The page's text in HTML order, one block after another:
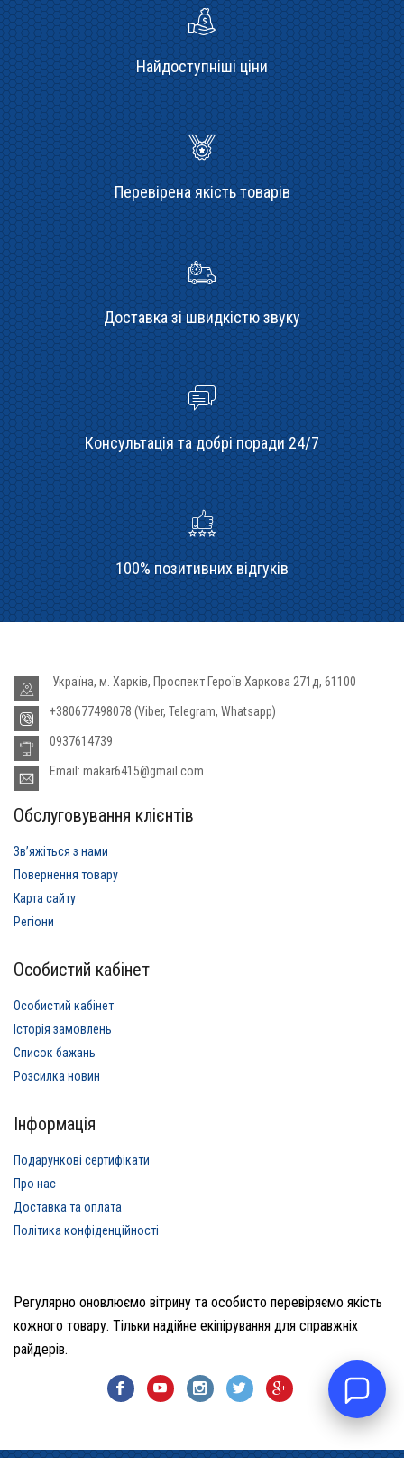
Найдоступніші ціни
Перевірена якість товарів
Доставка зі швидкістю звуку
Консультація та добрі поради 24/7
100% позитивних відгуків
Україна, м. Харків, Проспект Героїв Харкова 271д, 61100
+380677498078 (Viber, Telegram, Whatsapp)
0937614739
Email: makar6415@gmail.com
Обслуговування клієнтів
Звʼяжіться з нами
Повернення товару
Карта сайту
Регіони
Особистий кабінет
Особистий кабінет
Історія замовлень
Список бажань
Розсилка новин
Інформація
Подарункові сертифікати
Про нас
Доставка та оплата
Політика конфіденційності
Регулярно оновлюємо вітрину та особисто перевіряємо якість
кожного товару. Тільки надійне екіпірування для справжніх
райдерів.